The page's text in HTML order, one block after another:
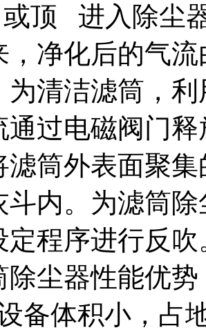
顶 进入除尘
，净化后的气
为清洁滤筒，
通过电磁阀门
滤筒外表面聚
斗内。为滤筒
定程序进行反吹
尘器性能优势
体积小，占